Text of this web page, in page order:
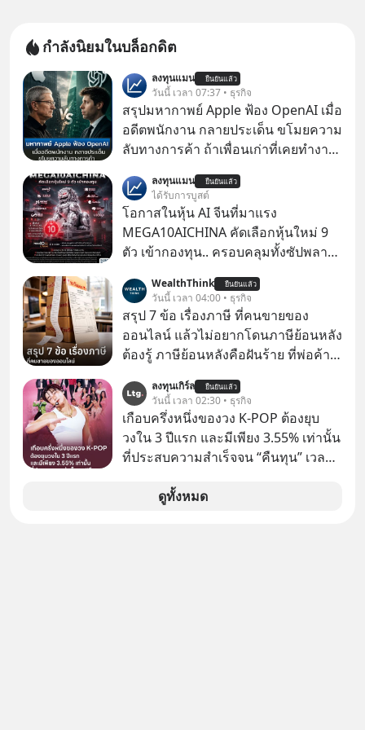
กำลังนิยมในบล็อกดิต
ลงทุนแมน ยืนยันแล้ว
วันนี้ เวลา 07:37 • ธุรกิจ
สรุปมหากาพย์ Apple ฟ้อง OpenAI เมื่อ
อดีตพนักงาน กลายประเด็น ขโมยความ
ลับทางการค้า ถ้าเพื่อนเก่าที่เคยทำงาน
เก่าที่เขาเคยทำไว้ ตอนยังอยู่บริษัท
เดียวกัน
ลงทุนแมน ยืนยันแล้ว
ได้รับการบูสต์
โอกาสในหุ้น AI จีนที่มาแรง
MEGA10AICHINA คัดเลือกหุ้นใหม่ 9
ตัว เข้ากองทุน.. ครอบคลุมทั้งซัปพลาย
โปรโมชัน ลด 50% ค่าธรรมเนียมซื้อ |
ยอด 2 ล้านบาทขึ้นไป ฟรีค่าธรรมเนียม
ซื้อ
WealthThink ยืนยันแล้ว
วันนี้ เวลา 04:00 • ธุรกิจ
สรุป 7 ข้อ เรื่องภาษี ที่คนขายของ
ออนไลน์ แล้วไม่อยากโดนภาษีย้อนหลัง
ต้องรู้ ภาษีย้อนหลังคือฝันร้าย ที่พ่อค้า
ลงทุนเกิร์ล ยืนยันแล้ว
วันนี้ เวลา 02:30 • ธุรกิจ
เกือบครึ่งหนึ่งของวง K-POP ต้องยุบ
วงใน 3 ปีแรก และมีเพียง 3.55% เท่านั้น
ที่ประสบความสำเร็จจน “คืนทุน” เวลา
เห็นภาพความสำเร็จที่หรูหรา คอนเสิร์ต
ดูทั้งหมด